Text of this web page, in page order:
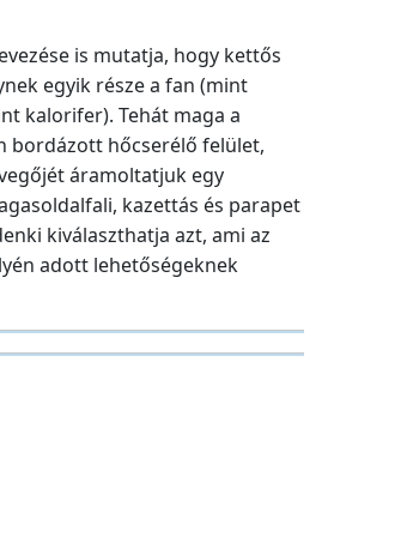
is mutatja, hogy kettős
egyik része a fan (mint
kalorifer). Tehát maga a
bordázott hőcserélő felület,
áramoltatjuk egy
kazettás és parapet
kiválaszthatja azt, ami az
adott lehetőségeknek